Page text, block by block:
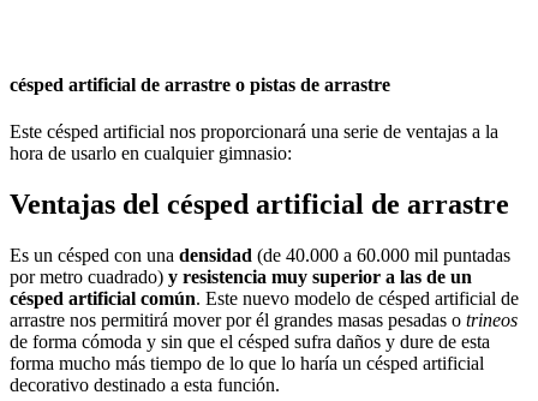
césped artificial de arrastre o pistas de arrastre
Este césped artificial nos proporcionará una serie de ventajas a la
hora de usarlo en cualquier gimnasio:
Ventajas del césped artificial de arrastre
Es un césped con una densidad (de 40.000 a 60.000 mil puntadas
por metro cuadrado) y resistencia muy superior a las de un
césped artificial común. Este nuevo modelo de césped artificial de
arrastre nos permitirá mover por él grandes masas pesadas o trineos
de forma cómoda y sin que el césped sufra daños y dure de esta
forma mucho más tiempo de lo que lo haría un césped artificial
decorativo destinado a esta función.